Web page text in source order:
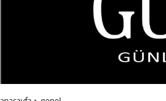
11:52 Erzincan